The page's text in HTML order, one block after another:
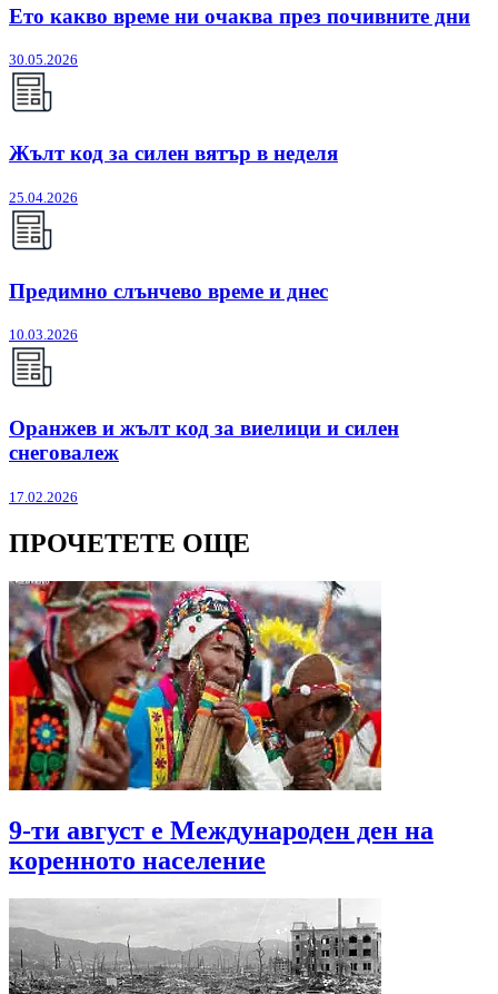
Ето какво време ни очаква през почивните дни
30.05.2026
Жълт код за силен вятър в неделя
25.04.2026
Предимно слънчево време и днес
10.03.2026
Оранжев и жълт код за виелици и силен
снеговалеж
17.02.2026
ПРОЧЕТЕТЕ ОЩЕ
9-ти август е Международен ден на
коренното население